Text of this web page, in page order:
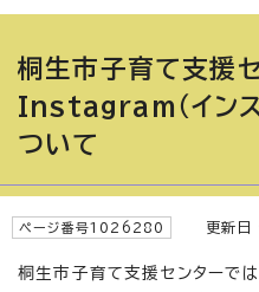
桐生市子育て支援
Instagram（インス
ついて
ページ番号1026280 更新日
桐生市子育て支援センターで